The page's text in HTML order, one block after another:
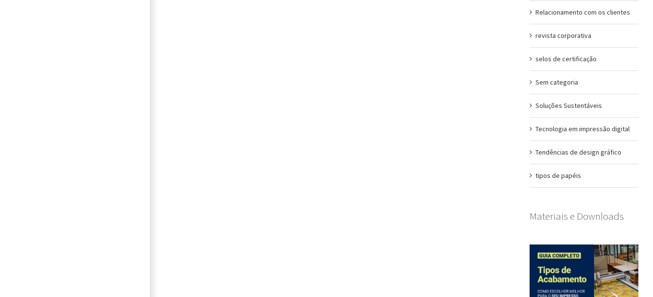
Relacionamento com os clientes
revista corporativa
selos de certificação
Sem categoria
Soluções Sustentáveis
Tecnologia em impressão digital
Tendências de design gráfico
tipos de papéis
Materiais e Downloads